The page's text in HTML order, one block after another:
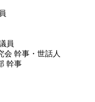
員
会 幹事・世話人
幹事